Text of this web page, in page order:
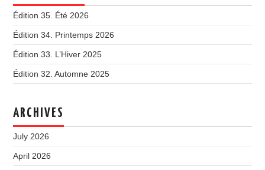
Édition 35. Été 2026
Édition 34. Printemps 2026
Édition 33. L’Hiver 2025
Édition 32. Automne 2025
ARCHIVES
July 2026
April 2026